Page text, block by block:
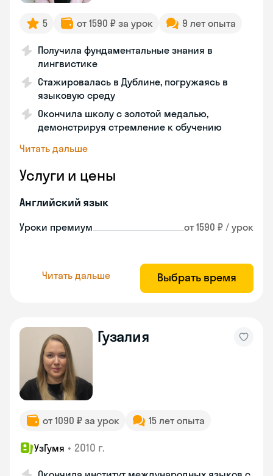
5 от 1590 ₽ за урок 9 лет опыта
Получила фундаментальные знания в
лингвистике
Стажировалась в Дублине, погружаясь в
языковую среду
Окончила школу с золотой медалью,
демонстрируя стремление к обучению
Читать дальше
Услуги и цены
Английский язык
Уроки премиум от 1590 ₽ / урок
Читать дальше Выбрать время
Гузалия
от 1090 ₽ за урок 15 лет опыта
УзГумя • 2010 г.